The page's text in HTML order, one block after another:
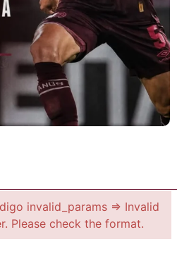
invalid_params => Invalid
Please check the format.